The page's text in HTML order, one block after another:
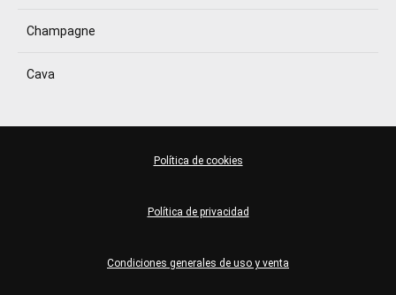
Champagne
Cava
Condiciones generales de uso y venta
Política de privacidad
Política de cookies